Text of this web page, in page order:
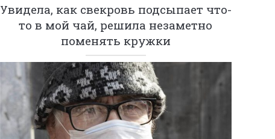
Увидела, как свекровь подсыпает что-
то в мой чай, решила незаметно
поменять кружки